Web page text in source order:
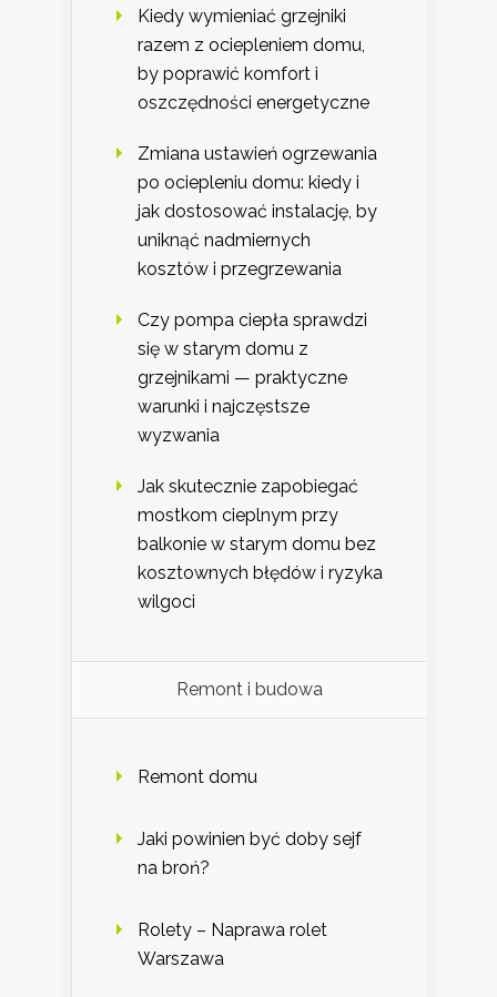
Kiedy wymieniać grzejniki
razem z ociepleniem domu,
by poprawić komfort i
oszczędności energetyczne
Zmiana ustawień ogrzewania
po ociepleniu domu: kiedy i
jak dostosować instalację, by
uniknąć nadmiernych
kosztów i przegrzewania
Czy pompa ciepła sprawdzi
się w starym domu z
grzejnikami — praktyczne
warunki i najczęstsze
wyzwania
Jak skutecznie zapobiegać
mostkom cieplnym przy
balkonie w starym domu bez
kosztownych błędów i ryzyka
wilgoci
Remont i budowa
Remont domu
Jaki powinien być doby sejf
na broń?
Rolety – Naprawa rolet
Warszawa